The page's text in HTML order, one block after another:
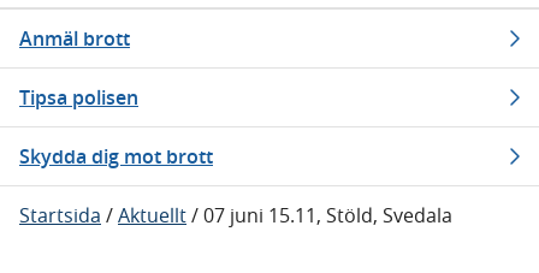
Anmäl brott
Tipsa polisen
Skydda dig mot brott
Startsida /Aktuellt/07 juni 15.11, Stöld, Svedala